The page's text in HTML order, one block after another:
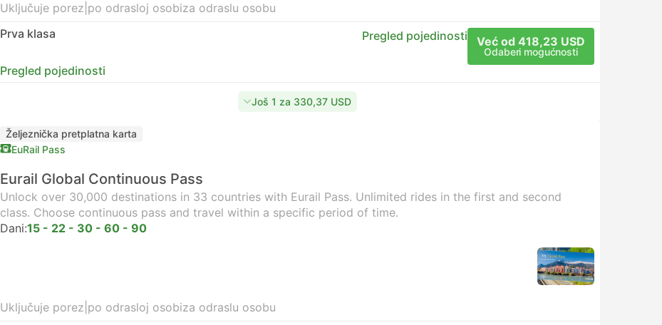
Uključuje porez po odrasloj osobiza odraslu osobu
Prva klasa
Pregled pojedinosti Već od 418,23 USD
Odaberi mogućnosti
Pregled pojedinosti
Još 1 za 330,37 USD
Željeznička pretplatna karta
EuRail Pass
Eurail Global Continuous Pass
Unlock over 30,000 destinations in 33 countries with Eurail Pass. Unlimited rides in the first and second
class. Choose continuous pass and travel within a specific period of time.
Dani:15 - 22 - 30 - 60 - 90
Uključuje porez po odrasloj osobiza odraslu osobu